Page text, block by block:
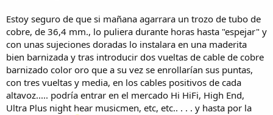
Estoy seguro de que si mañana agarrara un trozo de tubo de
cobre, de 36,4 mm., lo puliera durante horas hasta "espejar" y
con unas sujeciones doradas lo instalara en una maderita
bien barnizada y tras introducir dos vueltas de cable de cobre
barnizado color oro que a su vez se enrollarían sus puntas,
con tres vueltas y media, en los cables positivos de cada
altavoz..... podría entrar en el mercado Hi HiFi, High End,
Ultra Plus night hear musicmen, etc, etc.. . . . y hasta por la